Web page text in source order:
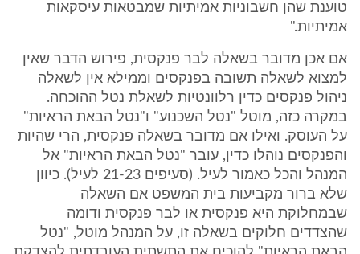
טוענת שהן חשבוניות אמיתיות שמבטאות עיסקאות
אמיתיות."
אם אכן מדובר בשאלה לבר פנקסית, פירוש הדבר שאין
למצוא לשאלה תשובה בפנקסים וממילא אין לשאלה
ניהול פנקסים כדין רלוונטיות לשאלת נטל ההוכחה.
במקרה כזה, מוטל "נטל השכנוע" ו"נטל הבאת הראיות"
על העוסק. ואילו אם מדובר בשאלה פנקסית, הרי שהיות
והפנקסים נוהלו כדין, עובר "נטל הבאת הראיות" אל
המנהל והכל כאמור לעיל. (סעיפים 21-23 לעיל). כיוון
שלא ברור מקביעות בית המשפט אם השאלה
שבמחלוקת היא פנקסית או לבר פנקסית ודומה
שהצדדים חלוקים בשאלה זו, על המנהל מוטל, "נטל